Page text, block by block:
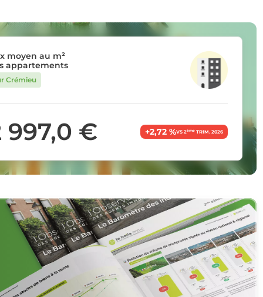
moyen au m²
appartements
Crémieu
997,0 € +2,72 %VS 2èmeTRIM. 2026